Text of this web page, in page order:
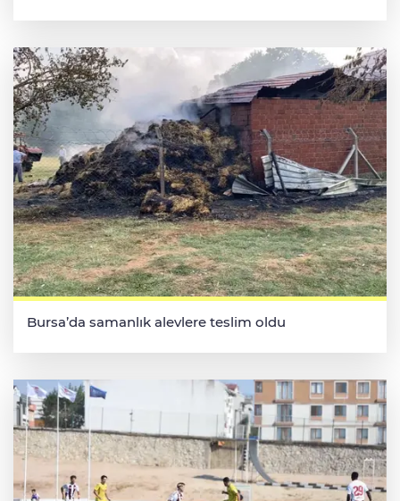
Bursa’da samanlık alevlere teslim oldu